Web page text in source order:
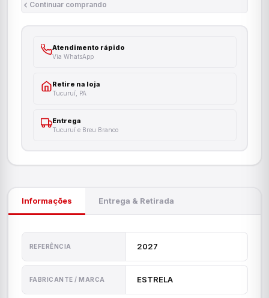
Continuar comprando
Atendimento rápido
Via WhatsApp
Retire na loja
Tucuruí, PA
Entrega
Tucuruí e Breu Branco
Informações Entrega & Retirada
REFERÊNCIA 2027
FABRICANTE / MARCA ESTRELA